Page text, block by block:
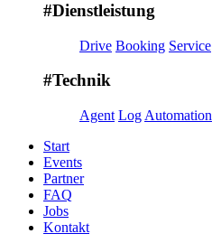
#Dienstleistung
Drive Booking Service
#Technik
Agent Log Automation
Start
Events
Partner
FAQ
Jobs
Kontakt